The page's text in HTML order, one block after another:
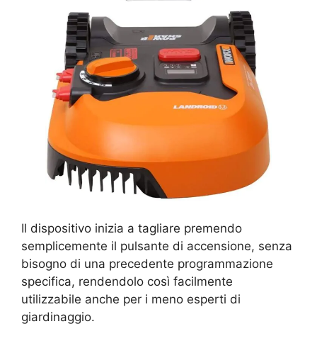
Il dispositivo inizia a tagliare premendo
semplicemente il pulsante di accensione, senza
bisogno di una precedente programmazione
specifica, rendendolo così facilmente
utilizzabile anche per i meno esperti di
giardinaggio.